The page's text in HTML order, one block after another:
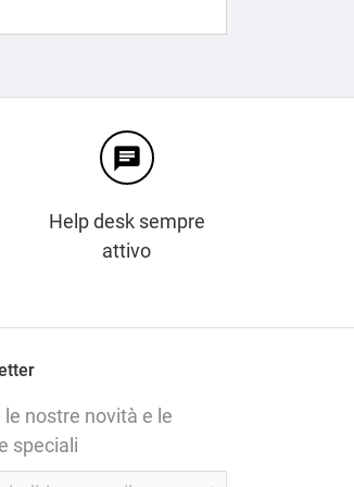
chat
Help desk sempre
attivo
le nostre novità e le
speciali